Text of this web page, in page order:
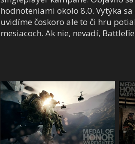
hodnoteniami okolo 8.0. Vytýka
uvidíme čoskoro ale to či hru
mesiacoch. Ak nie, nevadí,